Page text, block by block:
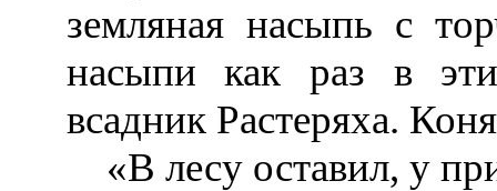
земляная насыпь с
насыпи как раз в
всадник Растеряха.
«В лесу оставил, у